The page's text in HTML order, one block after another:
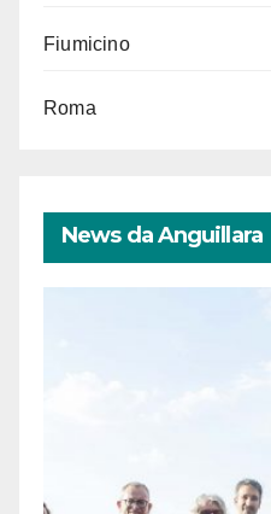
Fiumicino
Roma
News da Anguillara